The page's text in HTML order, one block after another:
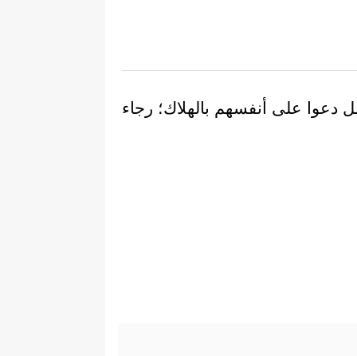
دعوا على أنفسهم بالهلاك؛ رجاء